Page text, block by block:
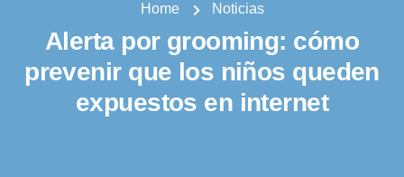
Home Noticias
Alerta por grooming: cómo
prevenir que los niños queden
expuestos en internet